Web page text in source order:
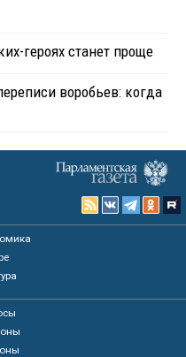
героях станет проще
воробьев: когда